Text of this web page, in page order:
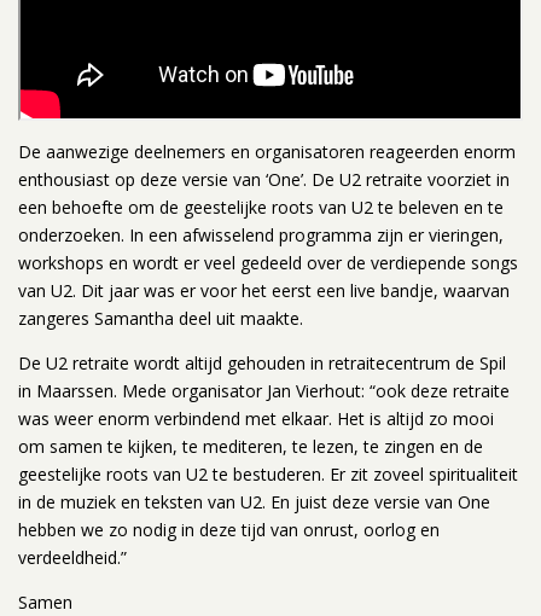
De aanwezige deelnemers en organisatoren reageerden enorm
enthousiast op deze versie van ‘One’. De U2 retraite voorziet in
een behoefte om de geestelijke roots van U2 te beleven en te
onderzoeken. In een afwisselend programma zijn er vieringen,
workshops en wordt er veel gedeeld over de verdiepende songs
van U2. Dit jaar was er voor het eerst een live bandje, waarvan
zangeres Samantha deel uit maakte.
De U2 retraite wordt altijd gehouden in retraitecentrum de Spil
in Maarssen. Mede organisator Jan Vierhout: “ook deze retraite
was weer enorm verbindend met elkaar. Het is altijd zo mooi
om samen te kijken, te mediteren, te lezen, te zingen en de
geestelijke roots van U2 te bestuderen. Er zit zoveel spiritualiteit
in de muziek en teksten van U2. En juist deze versie van One
hebben we zo nodig in deze tijd van onrust, oorlog en
verdeeldheid.”
Samen